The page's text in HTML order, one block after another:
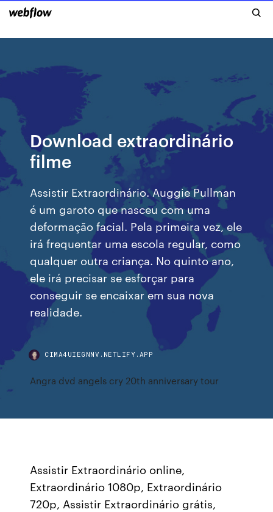
Download extraordinário
filme
Assistir Extraordinário. Auggie Pullman
é um garoto que nasceu com uma
deformação facial. Pela primeira vez, ele
irá frequentar uma escola regular, como
qualquer outra criança. No quinto ano,
ele irá precisar se esforçar para
conseguir se encaixar em sua nova
realidade.
CIMA4UIEGNNV.NETLIFY.APP
Angra dvd angels cry 20th anniversary tour
Assistir Extraordinário online,
Extraordinário 1080p, Extraordinário
720p, Assistir Extraordinário grátis,